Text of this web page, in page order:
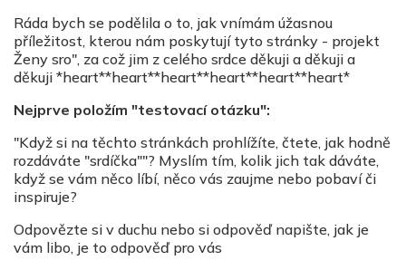
Ráda bych se podělila o to, jak vnímám úžasnou
příležitost, kterou nám poskytují tyto stránky - projekt
Ženy sro", za což jim z celého srdce děkuji a děkuji a
děkuji *heart**heart**heart**heart**heart**heart*
Nejprve položím "testovací otázku":
"Když si na těchto stránkách prohlížíte, čtete, jak hodně
rozdáváte "srdíčka""? Myslím tím, kolik jich tak dáváte,
když se vám něco líbí, něco vás zaujme nebo pobaví či
inspiruje?
Odpovězte si v duchu nebo si odpověď napište, jak je
vám libo, je to odpověď pro vás